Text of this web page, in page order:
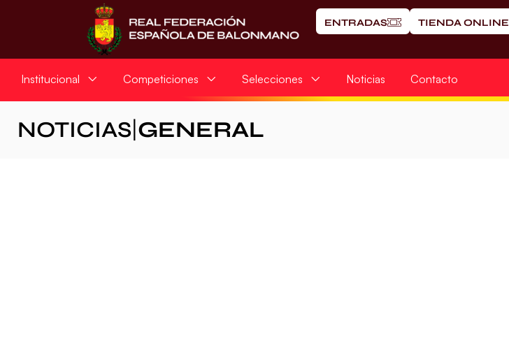
ENTRADAS TIENDA ONLINE
Institucional Competiciones Selecciones Noticias Contacto
NOTICIAS GENERAL